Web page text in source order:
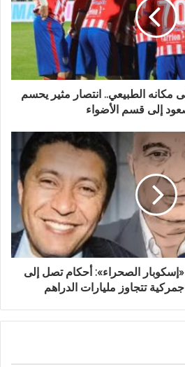
مكانه الطبيعي.. انتصار مثير يحسم
إلى قسم الأضواء
الصحراء»: أحكام تصل إلى